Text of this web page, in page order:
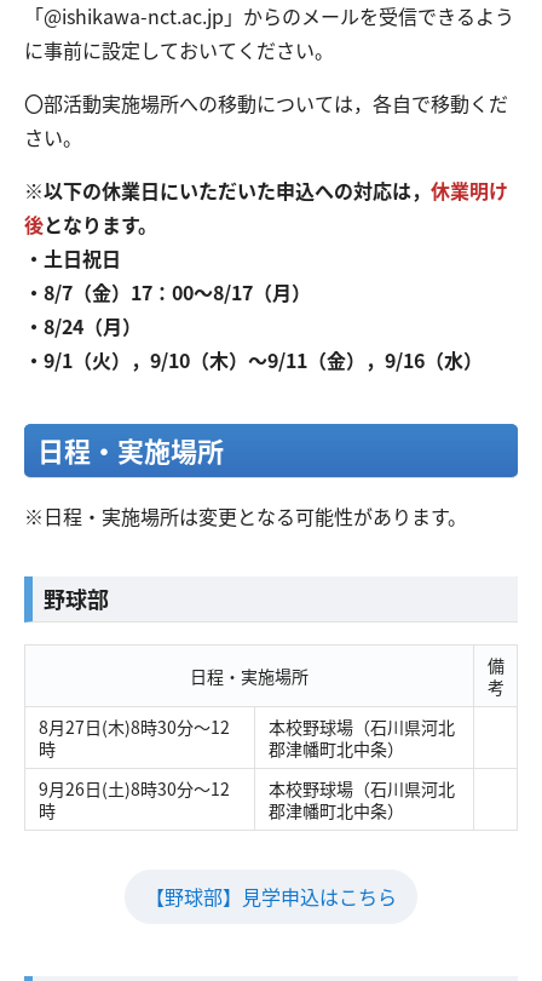
「@ishikawa-nct.ac.jp」からのメールを受信できるよう
に事前に設定しておいてください。
〇部活動実施場所への移動については，各自で移動くだ
さい。
※以下の休業日にいただいた申込への対応は， 休業明け
後となります。
・土日祝日
・8/7（金）17：00～8/17（月）
・8/24（月）
・9/1（火），9/10（木）～9/11（金），9/16（水）
日程・実施場所
※日程・実施場所は変更となる可能性があります。
野球部
日程・実施場所
備
考
8月27日(木)8時30分～12
時
本校野球場（石川県河北
郡津幡町北中条）
9月26日(土)8時30分～12
時
本校野球場（石川県河北
郡津幡町北中条）
【野球部】見学申込はこちら